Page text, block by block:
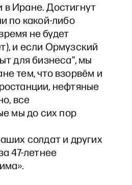
Иране. Достигнут
по какой-либо
не будет
и если Ормузский
для бизнеса”, мы
тем, что взорвём и
нефтяные
все
мы до сих пор
солдат и других
47-летнее